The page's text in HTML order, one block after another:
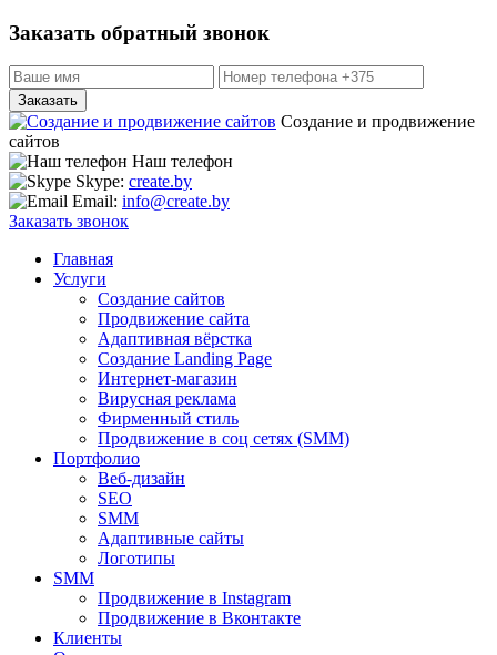
Заказать обратный звонок
Создание и продвижение
сайтов
Наш телефон
Skype: create.by
Email: info@create.by
Заказать звонок
Главная
Услуги
Создание сайтов
Продвижение сайта
Адаптивная вёрстка
Создание Landing Page
Интернет-магазин
Вирусная реклама
Фирменный стиль
Продвижение в соц сетях (SMM)
Портфолио
Веб-дизайн
SEO
SMM
Адаптивные сайты
Логотипы
SMM
Продвижение в Instagram
Продвижение в Вконтакте
Клиенты